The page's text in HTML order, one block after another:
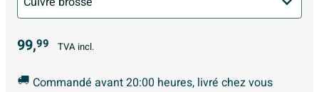
99,99 TVA incl.
Commandé avant 20:00 heures, livré chez vous